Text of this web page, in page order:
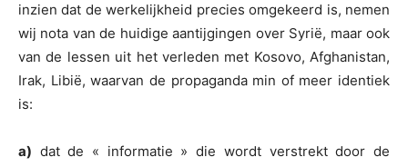
inzien dat de werkelijkheid precies omgekeerd is, nemen
wij nota van de huidige aantijgingen over Syrië, maar ook
van de lessen uit het verleden met Kosovo, Afghanistan,
Irak, Libië, waarvan de propaganda min of meer identiek
is:
a) dat de « informatie » die wordt verstrekt door de